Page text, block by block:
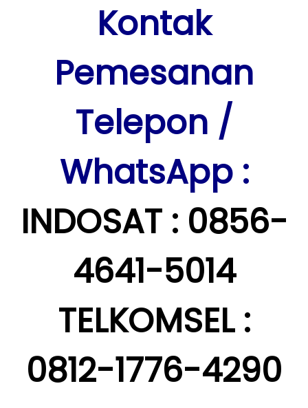
Kontak
Pemesanan
Telepon /
WhatsApp :
INDOSAT : 0856-
4641-5014
TELKOMSEL :
0812-1776-4290